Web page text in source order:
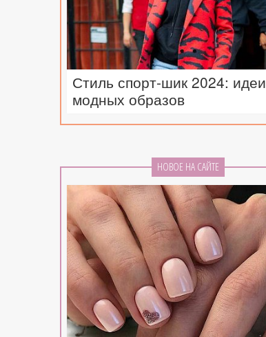
Стиль спорт-шик 2024: идеи
модных образов
НОВОЕ НА САЙТЕ